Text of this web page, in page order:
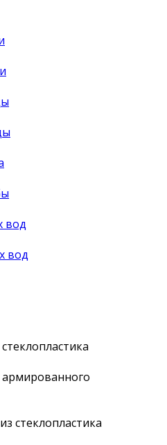
вод
вод
из стеклопластика